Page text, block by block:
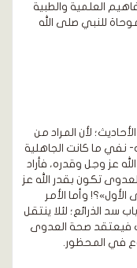
العلمية والطبية
للنبي صلى الله
لأن المراد من
نفي ما كانت الجاهلية
عز وجل وقدره، فأراد
تكون بقدر الله عز
وأما الأمر
سد الذرائع؛ لئلا ينتقل
فيعتقد صحة العدوى
في المحظور.